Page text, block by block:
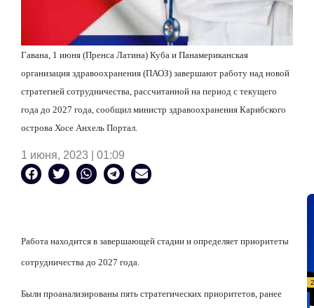
Гавана, 1 июня (Пренса Латина) Куба и Панамериканская
организация здравоохранения (ПАОЗ) завершают работу над новой
стратегией сотрудничества, рассчитанной на период с текущего
года до 2027 года, сообщил министр здравоохранения Карибского
острова Хосе Анхель Портал.
1 июня, 2023 | 01:09
Работа находится в завершающей стадии и определяет приоритеты
сотрудничества до 2027 года.
Были проанализированы пять стратегических приоритетов, ранее